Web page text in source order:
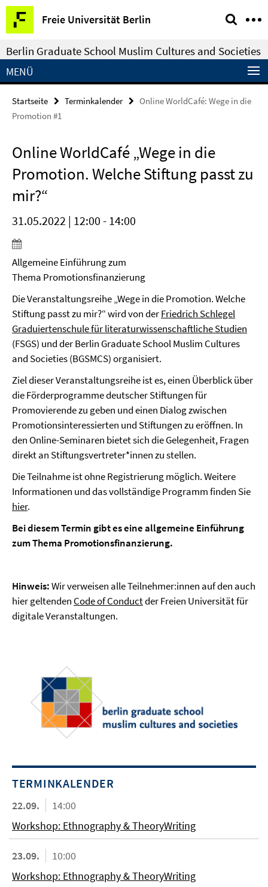
Springe
direkt
zu
Inhalt
Freie Universität Berlin
Service-
Navigation
Berlin Graduate School Muslim Cultures and Societies
MENÜ
Startseite Terminkalender
Online WorldCafé: Wege in die
Promotion #1
Online WorldCafé „Wege in die
Promotion. Welche Stiftung passt zu
mir?“
31.05.2022 | 12:00 - 14:00
Allgemeine Einführung zum
Thema Promotionsfinanzierung
Die Veranstaltungsreihe „Wege in die Promotion. Welche
Stiftung passt zu mir?“ wird von derFriedrich Schlegel
Graduiertenschule für literaturwissenschaftliche Studien
(FSGS) und der Berlin Graduate School Muslim Cultures
and Societies (BGSMCS) organisiert.
Ziel dieser Veranstaltungsreihe ist es, einen Überblick über
die Förderprogramme deutscher Stiftungen für
Promovierende zu geben und einen Dialog zwischen
Promotionsinteressierten und Stiftungen zu eröffnen. In
den Online-Seminaren bietet sich die Gelegenheit, Fragen
direkt an Stiftungsvertreter*innen zu stellen.
Die Teilnahme ist ohne Registrierung möglich. Weitere
Informationen und das vollständige Programm finden Sie
hier.
Bei diesem Termin gibt es eine allgemeine Einführung
zum Thema Promotionsfinanzierung.
Hinweis:Wir verweisen alle Teilnehmer:innen auf den auch
hier geltenden Code of Conductder Freien Universität für
digitale Veranstaltungen.
TERMINKALENDER
22.09.
14:00
Workshop: Ethnography & TheoryWriting
23.09.
10:00
Workshop: Ethnography & TheoryWriting